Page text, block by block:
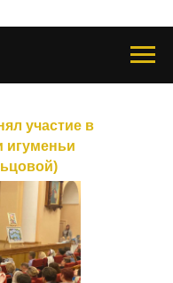
участие в
игуменьи